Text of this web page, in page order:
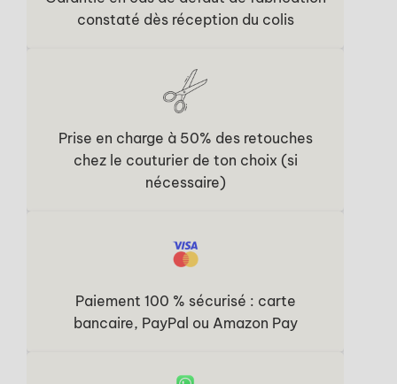
constaté dès réception du colis
Prise en charge à 50% des retouches
chez le couturier de ton choix (si
nécessaire)
Paiement 100 % sécurisé : carte
bancaire, PayPal ou Amazon Pay